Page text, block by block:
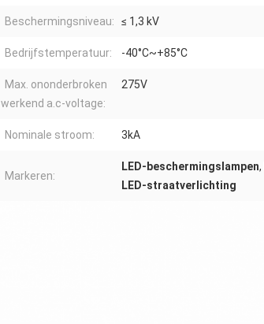
Beschermingsniveau: ≤ 1,3 kV
Bedrijfstemperatuur: -40°C~+85°C
Max. ononderbroken
werkend a.c-voltage:
275V
Nominale stroom: 3kA
Markeren:
LED-beschermingslampen,
LED-straatverlichting